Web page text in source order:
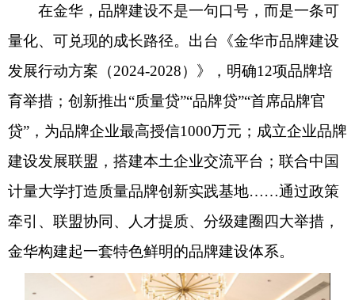
在金华，品牌建设不是一句口号，而是一条可
量化、可兑现的成长路径。出台《金华市品牌建设
发展行动方案（2024-2028）》，明确12项品牌培
育举措；创新推出“质量贷”“品牌贷”“首席品牌官
贷”，为品牌企业最高授信1000万元；成立企业品牌
建设发展联盟，搭建本土企业交流平台；联合中国
计量大学打造质量品牌创新实践基地……通过政策
牵引、联盟协同、人才提质、分级建圈四大举措，
金华构建起一套特色鲜明的品牌建设体系。